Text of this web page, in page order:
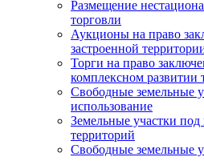
Размещение
торговли
Аукционы на право
застроенной
Торги на право
комплексном развитии
Свободные земельные
использование
Земельные участки под
территорий
Свободные земельные